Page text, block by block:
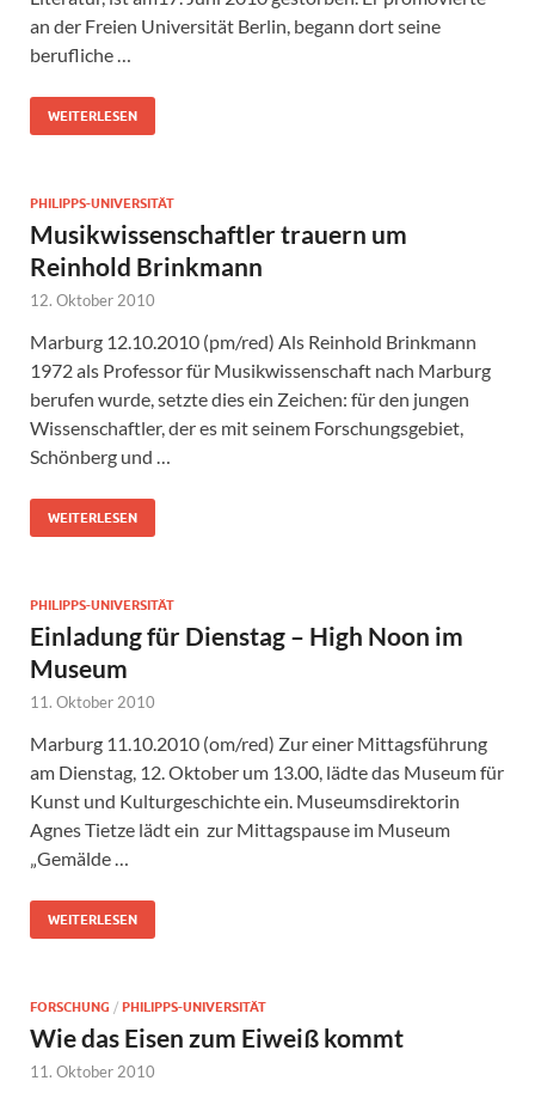
an der Freien Universität Berlin, begann dort seine
berufliche …
WEITERLESEN
PHILIPPS-UNIVERSITÄT
Musikwissenschaftler trauern um
Reinhold Brinkmann
12. Oktober 2010
Marburg 12.10.2010 (pm/red) Als Reinhold Brinkmann
1972 als Professor für Musikwissenschaft nach Marburg
berufen wurde, setzte dies ein Zeichen: für den jungen
Wissenschaftler, der es mit seinem Forschungsgebiet,
Schönberg und …
WEITERLESEN
PHILIPPS-UNIVERSITÄT
Einladung für Dienstag – High Noon im
Museum
11. Oktober 2010
Marburg 11.10.2010 (om/red) Zur einer Mittagsführung
am Dienstag, 12. Oktober um 13.00, lädte das Museum für
Kunst und Kulturgeschichte ein. Museumsdirektorin
Agnes Tietze lädt ein zur Mittagspause im Museum
„Gemälde …
WEITERLESEN
FORSCHUNG / PHILIPPS-UNIVERSITÄT
Wie das Eisen zum Eiweiß kommt
11. Oktober 2010